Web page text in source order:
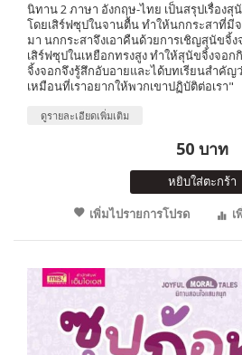
นิทาน 2 ภาษา อังกฤษ-ไทย เป็นสรุปเรื่องสุ
โดยเสิร์ฟซุปในจานตื้น ทำให้นกกระสาที่มี
มา นกกระสาจึงเอาคืนด้วยการเชิญสุนัขจิ้
เสิร์ฟซุปในเหยือกทรงสูง ทำให้สุนัขจิ้งจอ
จิ้งจอกจึงรู้สึกอับอายและได้บทเรียนสำคัญ
เหมือนที่เราอยากให้พวกเขาปฏิบัติต่อเรา"
ดูรายละเอียดเพิ่มเติม
50 บาท
หยิบใส่ตะกร้า
เพิ่มไปรายการโปรด
เ